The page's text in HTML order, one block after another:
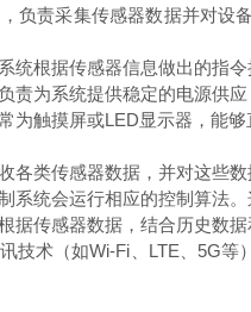
负责采集传感器数据并对设
统根据传感器信息做出的指
责为系统提供稳定的电源供
为触摸屏或LED显示器，能
各类传感器数据，并对这些
系统会运行相应的控制算法
据传感器数据，结合历史数
技术（如Wi-Fi、LTE、5G